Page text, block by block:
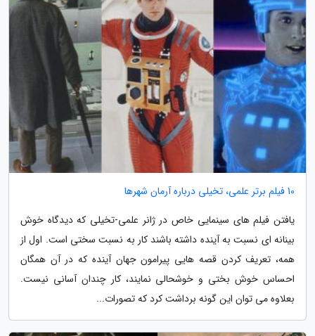
10 فیلم برتر علمی، تخیلی درباره آرمان شهرها
یافتن فیلم های سینمایی خاص در ژانر علمی-تخیلی که دیدگاه خوش
بینانه ای نسبت به آینده داشته باشند کار به نسبت سختی است. اول از
همه، تعریف کردن قصه هایی پیرامون جهان آینده که در آن همگان
احساس خوش بختی و خوشحالی نمایند، کار چندان آسانی نیست.
بعلاوه می توان این گونه برداشت کرد که تصورات...